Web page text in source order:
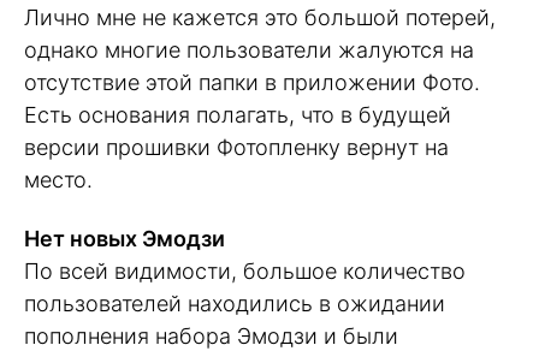
Лично мне не кажется это большой потерей,
однако многие пользователи жалуются на
отсутствие этой папки в приложении Фото.
Есть основания полагать, что в будущей
версии прошивки Фотопленку вернут на
место.
Нет новых Эмодзи
По всей видимости, большое количество
пользователей находились в ожидании
пополнения набора Эмодзи и были